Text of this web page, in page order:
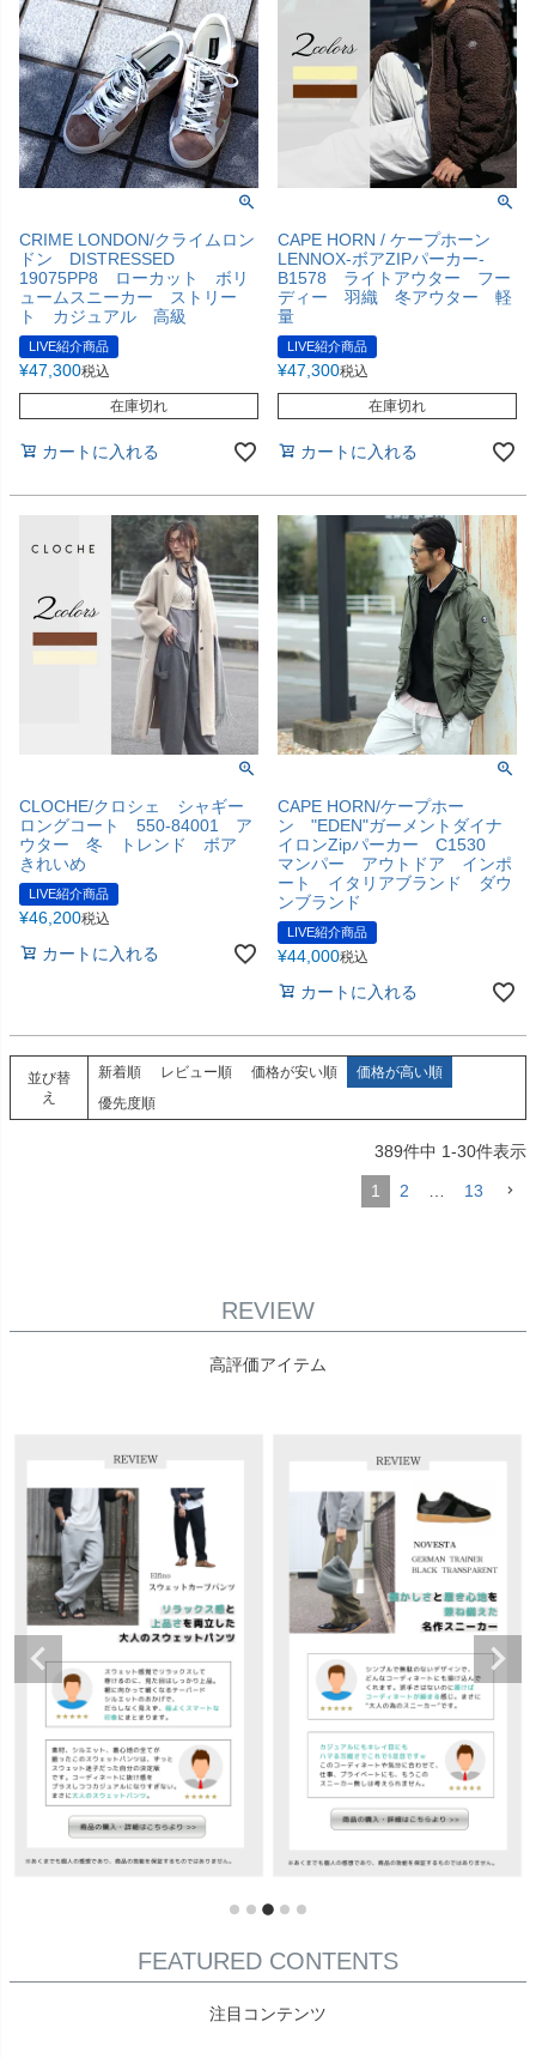
CRIME LONDON/クライムロン
ドン DISTRESSED
19075PP8 ローカット ボリ
ュームスニーカー ストリー
ト カジュアル 高級
LIVE紹介商品
¥47,300税込
在庫切れ
カートに入れる
CAPE HORN / ケープホーン
LENNOX-ボアZIPパーカー-
B1578 ライトアウター フー
ディー 羽織 冬アウター 軽
量
LIVE紹介商品
¥47,300税込
在庫切れ
カートに入れる
CLOCHE/クロシェ シャギー
ロングコート 550-84001 ア
ウター 冬 トレンド ボア
きれいめ
LIVE紹介商品
¥46,200税込
カートに入れる
CAPE HORN/ケープホー
ン "EDEN"ガーメントダイナ
イロンZipパーカー C1530
マンパー アウトドア インポ
ート イタリアブランド ダウ
ンブランド
LIVE紹介商品
¥44,000税込
カートに入れる
並び替
え
新着順 レビュー順 価格が安い順
価格が高い順
優先度順
389件中 1-30件表示
1 2 13
REVIEW
高評価アイテム
FEATURED CONTENTS
注目コンテンツ